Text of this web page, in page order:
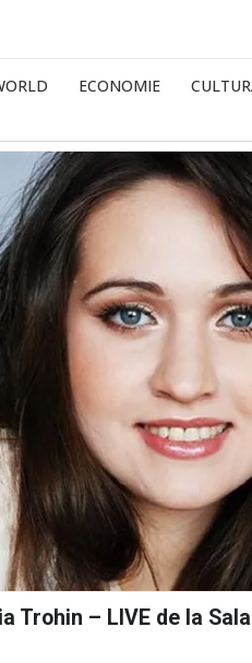
ECONOMIE
Trohin – LIVE de la